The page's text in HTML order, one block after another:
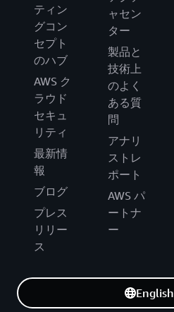
ティン
グコン
セプト
のハブ
AWS ク
ラウド
セキュ
リティ
最新情
報
ブログ
プレス
リリー
ス
ャセン
ター
製品と
技術上
のよく
ある質
問
アナリ
ストレ
ポート
AWS パ
ートナ
ー
English